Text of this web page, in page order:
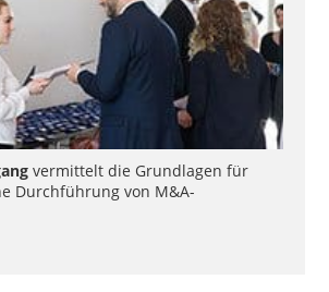
vermittelt die Grundlagen für
Durchführung von M&A-